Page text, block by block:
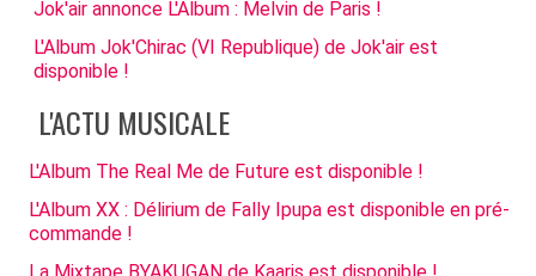
Jok'air annonce L'Album : Melvin de Paris !
L'Album Jok'Chirac (VI Republique) de Jok'air est
disponible !
L'ACTU MUSICALE
L'Album The Real Me de Future est disponible !
L'Album XX : Délirium de Fally Ipupa est disponible en pré-
commande !